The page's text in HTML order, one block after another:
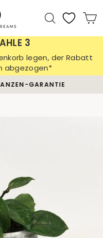
Suche
3
legen, der Rabatt
abgezogen*
GARANTIE